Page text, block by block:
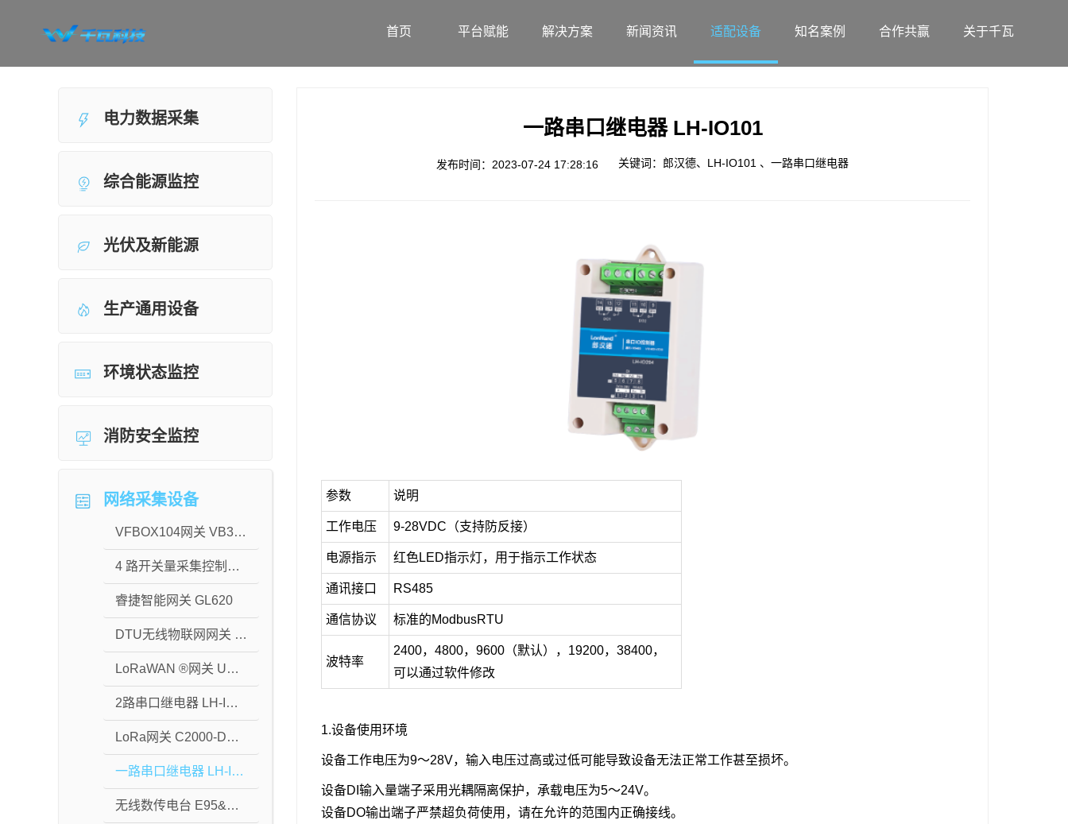
首页 平台赋能 解决方案 新闻资讯 适配设备 知名案例 合作共赢 关于千瓦
电力数据采集
综合能源监控
光伏及新能源
生产通用设备
环境状态监控
消防安全监控
网络采集设备
VFBOX104网关 VB302-2400
4 路开关量采集控制模块 ZZ-IO404D-RS485
睿捷智能网关 GL620
DTU无线物联网网关 DTU-C2W3GF
LoRaWAN ®网关 UG56
2路串口继电器 LH-IO222
LoRa网关 C2000-DC-DCTL02
一路串口继电器 LH-IO101
无线数传电台 E95&E96-DTU(400SLxxx)
一路串口继电器 LH-IO101
发布时间：2023-07-24 17:28:16 关键词：郎汉德、LH-IO101 、一路串口继电器
参数 说明
工作电压 9-28VDC（支持防反接）
电源指示 红色LED指示灯，用于指示工作状态
通讯接口 RS485
通信协议 标准的ModbusRTU
波特率
2400，4800，9600（默认），19200，38400，
可以通过软件修改
1.设备使用环境
设备工作电压为9～28V，输入电压过高或过低可能导致设备无法正常工作甚至损坏。
设备DI输入量端子采用光耦隔离保护，承载电压为5～24V。
设备DO输出端子严禁超负荷使用，请在允许的范围内正确接线。